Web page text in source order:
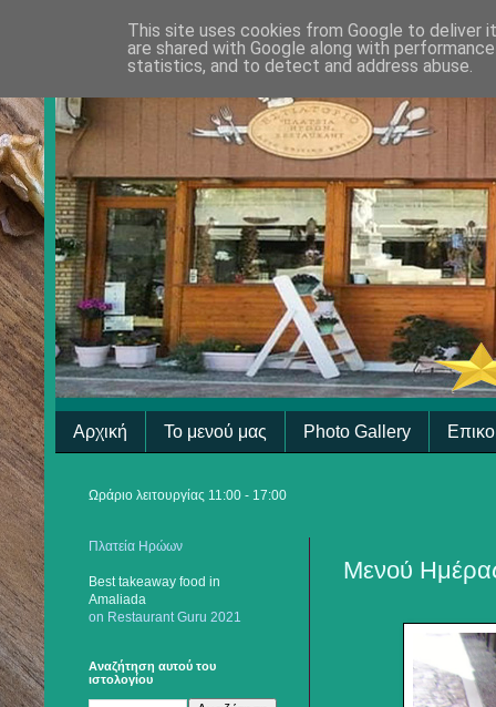
Αρχική Το μενού μας Photo Gallery
Ωράριο λειτουργίας 11:00 - 17:00
Μενού
Πλατεία Ηρώων
Best takeaway food in
Amaliada
on Restaurant Guru 2021
Αναζήτηση αυτού του
ιστολογίου
This site uses cookies from Google to deliver
are shared with Google along with
statistics, and to detect and address abuse.